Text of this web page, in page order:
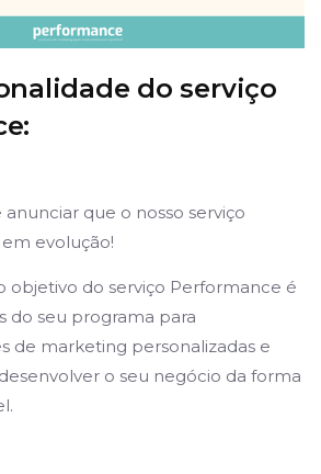
do serviço
que o nosso serviço
evolução!
objetivo do serviço Performance é
do seu programa para
de marketing personalizadas e
o seu negócio da forma